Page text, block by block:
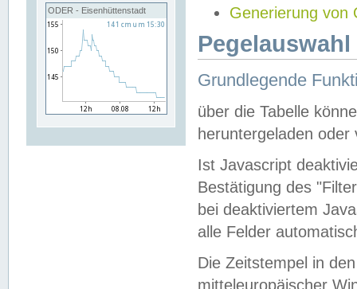
ODER - Eisenhüttenstadt
Generierung von
Grundlegende
über die Tabelle
heruntergeladen oder
Ist Javascript
Bestätigung des
bei deaktiviertem
alle Felder
Die Zeitstempel in
mitteleuropäischer